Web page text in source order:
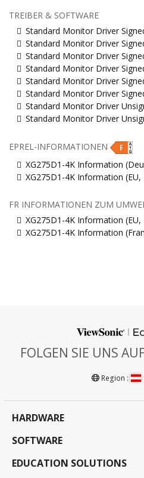
TREIBER & SOFTWARE
Standard Monitor Driver
Standard Monitor Driver
Standard Monitor Driver
Standard Monitor Driver
Standard Monitor Driver
Standard Monitor Driver
Standard Monitor Driver
Standard Monitor Driver
EPREL-INFORMATIONEN
XG275D1-4K Information
XG275D1-4K Information (EU,
FR INFORMATIONEN ZUM
XG275D1-4K Information (EU,
XG275D1-4K Information
FOLGEN SIE UNS
Region :
HARDWARE
SOFTWARE
EDUCATION SOLUTIONS